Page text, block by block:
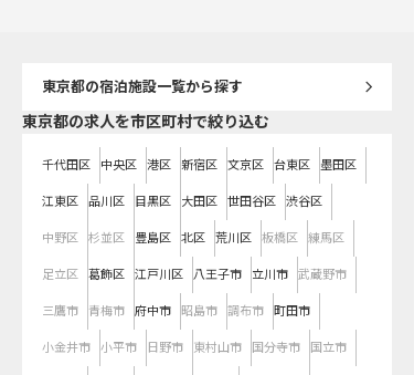
東京都の宿泊施設一覧から探す
東京都の求人を市区町村で絞り込む
千代田区 中央区 港区 新宿区 文京区 台東区 墨田区
江東区 品川区 目黒区 大田区 世田谷区 渋谷区
中野区 杉並区 豊島区 北区 荒川区 板橋区 練馬区
足立区 葛飾区 江戸川区 八王子市 立川市 武蔵野市
三鷹市 青梅市 府中市 昭島市 調布市 町田市
小金井市 小平市 日野市 東村山市 国分寺市 国立市